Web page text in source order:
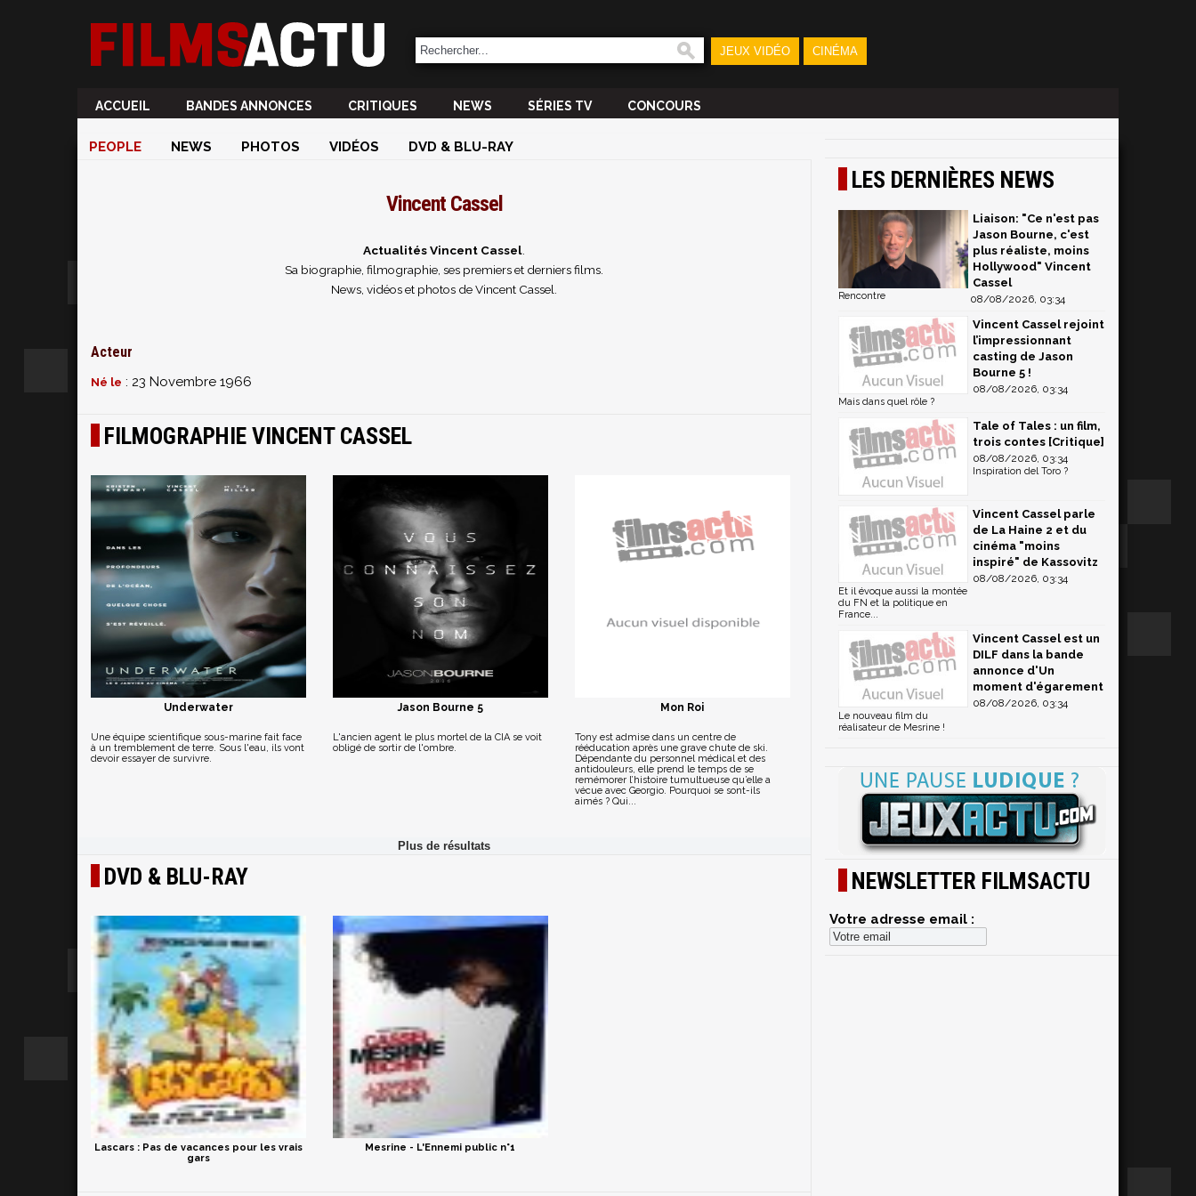
JEUX VIDÉO CINÉMA
ACCUEIL BANDES ANNONCES CRITIQUES NEWS SÉRIES TV CONCOURS
PEOPLE NEWS PHOTOS VIDÉOS DVD & BLU-RAY
Vincent Cassel
Actualités Vincent Cassel
Sa biographie, filmographie, ses premiers et derniers films.
News, vidéos et photos de Vincent Cassel.
Acteur
Né le : 23 Novembre 1966
FILMOGRAPHIE VINCENT CASSEL
Underwater
Une équipe scientifique sous-marine fait face
à un tremblement de terre. Sous l'eau, ils vont
devoir essayer de survivre.
Jason Bourne 5
L'ancien agent le plus mortel de la CIA se voit
obligé de sortir de l'ombre.
Mon Roi
Tony est admise dans un centre de
rééducation après une grave chute de ski.
Dépendante du personnel médical et des
antidouleurs, elle prend le temps de se
remémorer l’histoire tumultueuse qu’elle a
vécue avec Georgio. Pourquoi se sont-ils
aimés ? Qui...
DVD & BLU-RAY
Lascars : Pas de vacances pour les vrais
gars
Mesrine - L'Ennemi public n°1
LES DERNIÈRES NEWS
Liaison: "Ce n'est pas
Jason Bourne, c'est
plus réaliste, moins
Hollywood" Vincent
Cassel
08/08/2026, 03:34
Rencontre
Vincent Cassel rejoint
l’impressionnant
casting de Jason
Bourne 5 !
08/08/2026, 03:34
Mais dans quel rôle ?
Tale of Tales : un film,
trois contes [Critique]
08/08/2026, 03:34
Inspiration del Toro ?
Vincent Cassel parle
de La Haine 2 et du
cinéma "moins
inspiré" de Kassovitz
08/08/2026, 03:34
Et il évoque aussi la montée
du FN et la politique en
France...
Vincent Cassel est un
DILF dans la bande
annonce d'Un
moment d'égarement
08/08/2026, 03:34
Le nouveau film du
réalisateur de Mesrine !
NEWSLETTER FILMSACTU
Votre adresse email :